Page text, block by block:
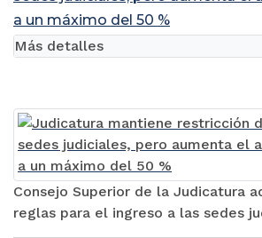
a un máximo del 50 %
Consejo Superior de la Judicatura
reglas para el ingreso a las sedes
Más detalles